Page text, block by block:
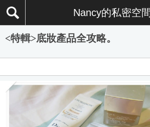
Nancy的私密空間
<特輯>底妝產品全攻略。